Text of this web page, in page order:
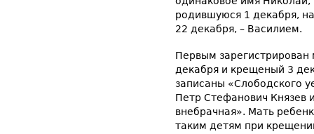
родившуюся 1 декабря,
22 декабря, – Василием.
Первым
декабря и крещеный 3
записаны «Слободского
Петр Стефанович Князев
внебрачная». Мать
таким детям при